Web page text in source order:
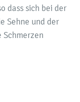
dass sich bei der
Sehne und der